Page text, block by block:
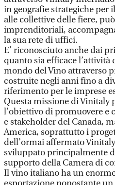
in geografie strategiche per
alle collettive delle fiere,
imprenditoriali,
la sua rete di uffici.
E’ riconosciuto anche dai
quanto sia efficace l’attività
mondo del Vino attraverso
costruite negli anni fino a
riferimento per le imprese
Questa missione di Vinitaly
l’obiettivo di promuovere e
e stakeholder del Canada,
America, soprattutto i
dell’ormai affermato
sviluppato principalmente
supporto della Camera di
Il vino italiano ha un